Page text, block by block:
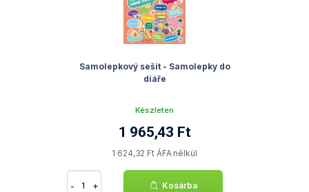
Samolepkový sešit - Samolepky do
diáře
Készleten
1 965,43 Ft
1 624,32 Ft ÁFA nélkül
- + Kosárba